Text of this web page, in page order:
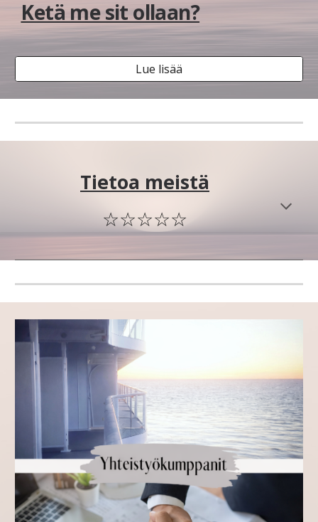
Ketä me sit ollaan?
Lue lisää
Tietoa meistä
☆☆☆☆☆